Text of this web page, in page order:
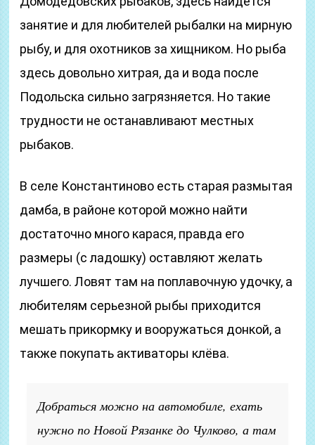
занятие и для любителей рыбалки на мирную
рыбу, и для охотников за хищником. Но рыба
здесь довольно хитрая, да и вода после
Подольска сильно загрязняется. Но такие
трудности не останавливают местных
рыбаков.
В селе Константиново есть старая размытая
дамба, в районе которой можно найти
достаточно много карася, правда его
размеры (с ладошку) оставляют желать
лучшего. Ловят там на поплавочную удочку, а
любителям серьезной рыбы приходится
мешать прикормку и вооружаться донкой, а
также покупать активаторы клёва.
Добраться можно на автомобиле, ехать
нужно по Новой Рязанке до Чулково, а там